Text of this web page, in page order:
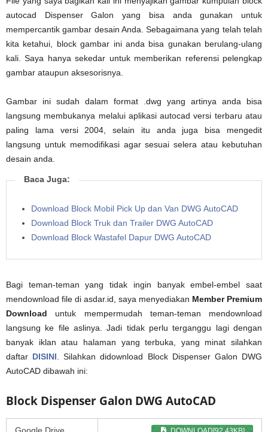
autocad Dispenser Galon yang bisa anda gunakan untuk
mempercantik gambar desain Anda. Sebagaimana yang telah telah
kita ketahui, block gambar ini anda bisa gunakan berulang-ulang
kali. Saya hanya sekedar untuk memberikan referensi pelengkap
gambar ataupun aksesorisnya.
Gambar ini sudah dalam format .dwg yang artinya anda bisa
langsung membukanya melalui aplikasi autocad versi terbaru atau
paling lama versi 2004, selain itu anda juga bisa mengedit
langsung untuk memodifikasi agar sesuai selera atau kebutuhan
desain anda.
Baca Juga:
Download Block Mobil Pick Up dan Van DWG AutoCAD
Download Block Truk dan Trailer DWG AutoCAD
Download Block Wastafel Dapur DWG AutoCAD
Bagi teman-teman yang tidak ingin banyak embel-embel saat
mendownload file di asdar.id, saya menyediakan Member Premium
Download untuk mempermudah teman-teman mendownload
langsung ke file aslinya. Jadi tidak perlu terganggu lagi dengan
banyak iklan atau halaman yang terbuka, yang minat silahkan
daftar DISINI . Silahkan didownload Block Dispenser Galon DWG
AutoCAD dibawah ini:
Block Dispenser Galon DWG AutoCAD
Google Drive